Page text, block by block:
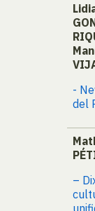
-
del
–